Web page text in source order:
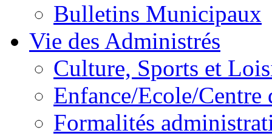
Bulletins Municipaux
Vie des Administrés
Culture, Sports et
Enfance/Ecole/Centre
Formalités